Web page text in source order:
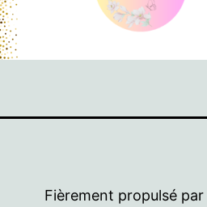
Fièrement propulsé par